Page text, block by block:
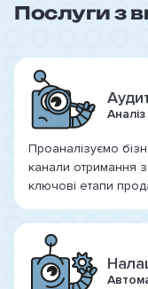
Послуги з
Проаналізуємо
канали отримання
ключові етапи